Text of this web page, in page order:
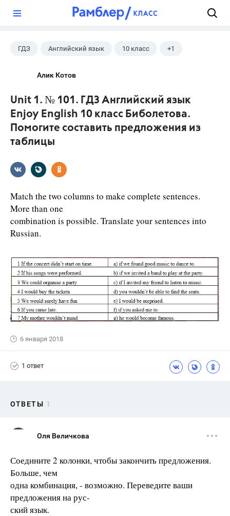
ГДЗ Английский язык 10 класс +1
Алик Котов
Unit 1. № 101. ГДЗ Английский язык
Enjoy English 10 класс Биболетова.
Помогите составить предложения из
таблицы
Match the two columns to make complete sentences.
More than one
combination is possible. Translate your sentences into
Russian.
6 января 2018
1 ответ
ОТВЕТЫ 1
Оля Величкова
Соедините 2 колонки, чтобы закончить предложения.
Больше, чем
одна комбинация, - возможно. Переведите ваши
предложения на рус-
ский язык.